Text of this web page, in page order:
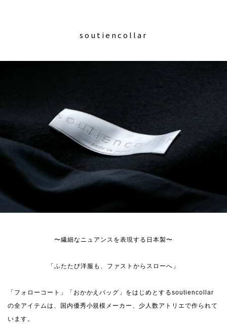
soutiencollar
〜繊細なニュアンスを表現する日本製〜
「ふたたび洋服も、ファストからスローへ」
「フォローコート」「おかかえバッグ」をはじめとするsoutiencollar
の全アイテムは、国内優秀小規模メーカー、少人数アトリエで作られて
います。